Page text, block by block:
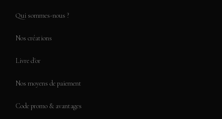
Qui sommes-nous ?
Nos créations
Livre d'or
Nos moyens de paiement
Code promo & avantages